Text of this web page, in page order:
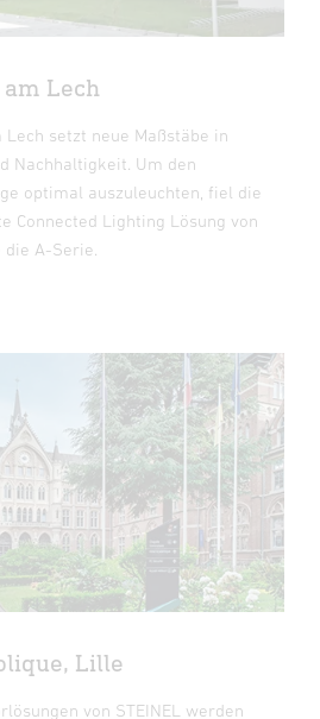
Lech
Lech setzt neue Maßstäbe in
Nachhaltigkeit. Um den
optimal auszuleuchten, fiel die
Connected Lighting Lösung von
die A-Serie.
Lille
von STEINEL werden